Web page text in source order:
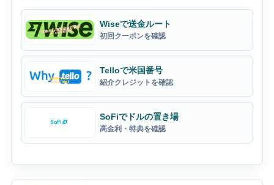
Wiseで送金ルート
初回クーポンを確認
Telloで米国番号
紹介クレジットを確認
SoFiでドルの置き場
高金利・特典を確認